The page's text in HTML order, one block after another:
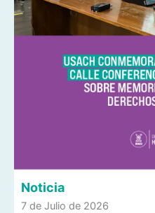
Noticia
7 de Julio de 2026